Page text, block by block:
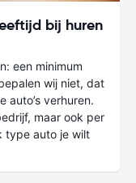
bij huren
een minimum
wij niet, dat
auto’s verhuren.
maar ook per
type auto je wilt